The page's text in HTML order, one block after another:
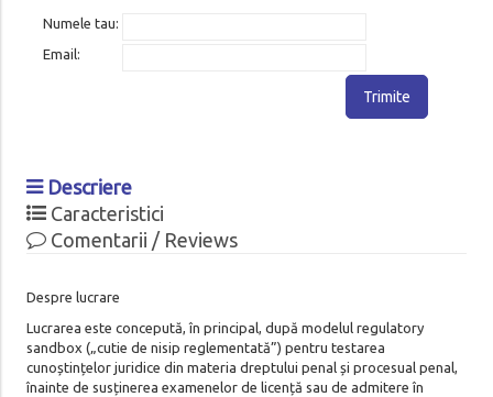
Numele tau:
Email:
Trimite
Descriere
Caracteristici
Comentarii / Reviews
Despre lucrare
Lucrarea este concepută, în principal, după modelul regulatory
sandbox („cutie de nisip reglementată”) pentru testarea
cunoștințelor juridice din materia dreptului penal și procesual penal,
înainte de susținerea examenelor de licență sau de admitere în